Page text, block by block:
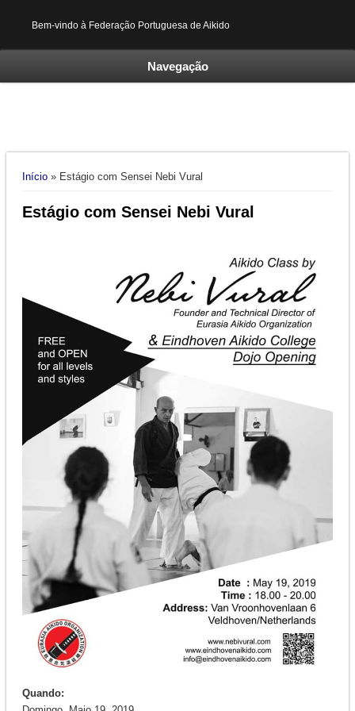
Bem-vindo à Federação Portuguesa de Aikido
Navegação
Está aqui
Início» Estágio com Sensei Nebi Vural
Estágio com Sensei Nebi Vural
Quando: